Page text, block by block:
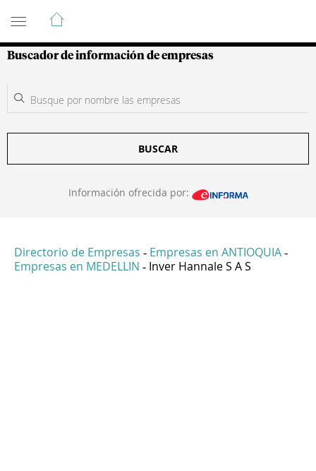
Guía de Empresas Colombianas
Buscador de información de empresas
BUSCAR
Información ofrecida por:
Directorio de Empresas - Empresas en ANTIOQUIA -
Empresas en MEDELLIN - Inver Hannale S A S